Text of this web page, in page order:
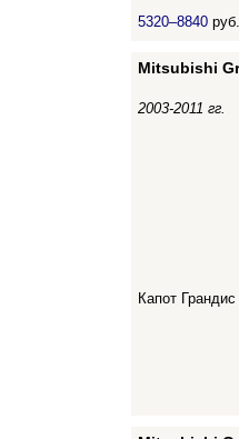
5320–8840 руб.
Mitsubishi
2003-2011 гг.
Капот Грандис